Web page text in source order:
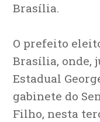
Brasília.
O prefeito
Brasília, onde,
Estadual
gabinete do
Filho, nesta